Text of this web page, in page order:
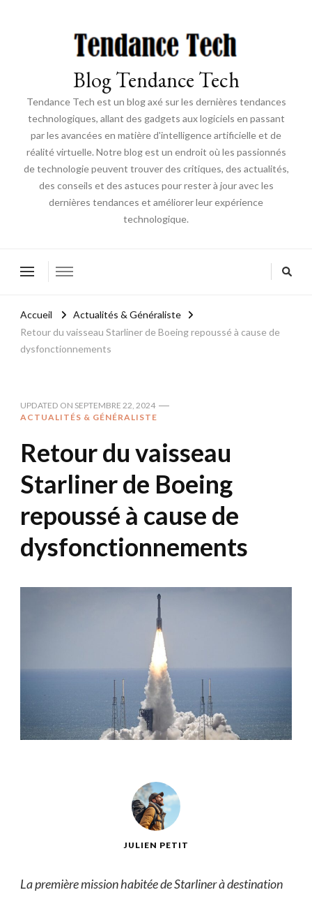
Blog Tendance Tech
Tendance Tech est un blog axé sur les dernières tendances
technologiques, allant des gadgets aux logiciels en passant
par les avancées en matière d'intelligence artificielle et de
réalité virtuelle. Notre blog est un endroit où les passionnés
de technologie peuvent trouver des critiques, des actualités,
des conseils et des astuces pour rester à jour avec les
dernières tendances et améliorer leur expérience
technologique.
Accueil
Actualités & Généraliste
Retour du vaisseau Starliner de Boeing repoussé à cause de
dysfonctionnements
UPDATED ON SEPTEMBRE 22, 2024
ACTUALITÉS & GÉNÉRALISTE
Retour du vaisseau
Starliner de Boeing
repoussé à cause de
dysfonctionnements
JULIEN PETIT
La première mission habitée de Starliner à destination